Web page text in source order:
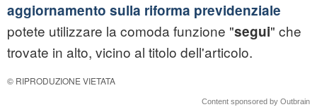
aggiornamento sulla riforma previdenziale
potete utilizzare la comoda funzione "segui" che
trovate in alto, vicino al titolo dell'articolo.
© RIPRODUZIONE VIETATA
Content sponsored by Outbrain